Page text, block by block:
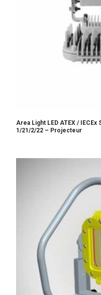
Area Light LED ATEX /
1/21/2/22 – Projecteur